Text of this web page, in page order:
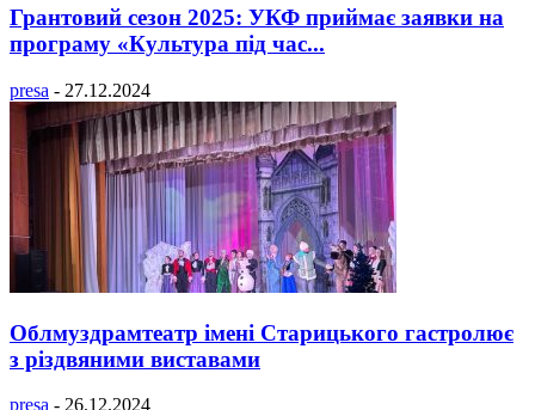
Грантовий сезон 2025: УКФ приймає заявки на
програму «Культура під час...
presa - 27.12.2024
Облмуздрамтеатр імені Старицького гастролює
з різдвяними виставами
presa - 26.12.2024